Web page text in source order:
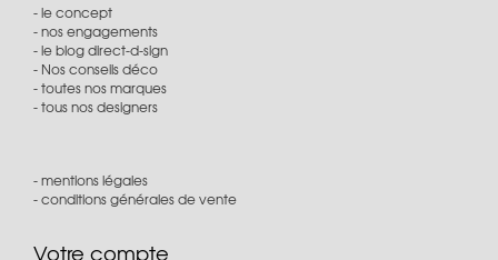
le concept
nos engagements
le blog direct-d-sign
Nos conseils déco
toutes nos marques
tous nos designers
mentions légales
conditions générales de vente
Votre compte